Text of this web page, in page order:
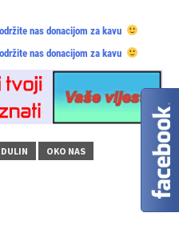
nas donacijom za kavu
nas donacijom za kavu
OKO NAS